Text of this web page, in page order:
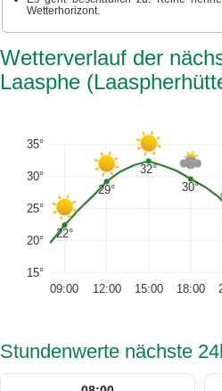
Wetterhorizont.
Wetterverlauf der
Laasphe
15°
20°
25°
30°
35°
22°
29°
32°
30°
09:00 12:00 15:00 18:00
Stundenwerte nächste